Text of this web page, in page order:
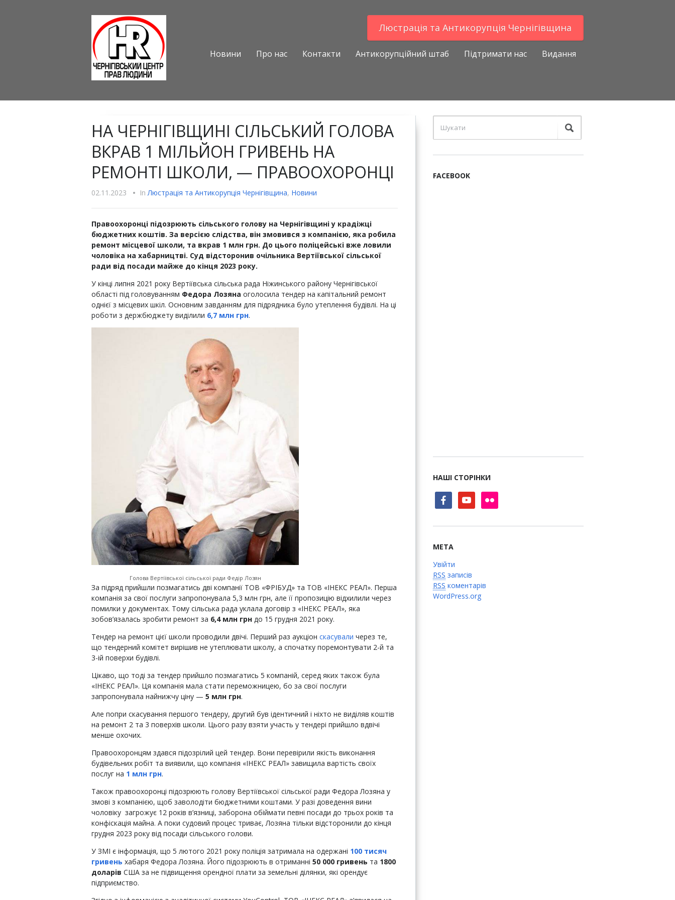
Люстрацiя та Антикорупцiя Чернігівщина
Новини Про нас Контакти Антикорупційний штаб Підтримати нас Видання
НА ЧЕРНІГІВЩИНІ СІЛЬСЬКИЙ ГОЛОВА
ВКРАВ 1 МІЛЬЙОН ГРИВЕНЬ НА
РЕМОНТІ ШКОЛИ, — ПРАВООХОРОНЦІ
02.11.2023 • InЛюстрацiя та Антикорупцiя Чернігівщина, Новини
Правоохоронці підозрюють сільського голову на Чернігівщині у крадіжці
бюджетних коштів. За версією слідства, він змовився з компанією, яка робила
ремонт місцевої школи, та вкрав 1 млн грн. До цього поліцейські вже ловили
чоловіка на хабарництві. Суд відсторонив очільника Вертіївської сільської
ради від посади майже до кінця 2023 року.
У кінці липня 2021 року Вертіївська сільська рада Ніжинського району Чернігівської
області під головуванням Федора Лозяна оголосила тендер на капітальний ремонт
однієї з місцевих шкіл. Основним завданням для підрядника було утеплення будівлі. На ці
роботи з держбюджету виділили 6,7 млн грн.
Голова Вертіївської сільської ради Федір Лозян
За підряд прийшли позмагатись дві компанії ТОВ «ФРІБУД» та ТОВ «ІНЕКС РЕАЛ». Перша
компанія за свої послуги запропонувала 5,3 млн грн, але її пропозицію відхилили через
помилки у документах. Тому сільська рада уклала договір з «ІНЕКС РЕАЛ», яка
зобов’язалась зробити ремонт за 6,4 млн грн до 15 грудня 2021 року.
Тендер на ремонт цієї школи проводили двічі. Перший раз аукціон скасували через те,
що тендерний комітет вирішив не утеплювати школу, а спочатку поремонтувати 2-й та
3-ій поверхи будівлі.
Цікаво, що тоді за тендер прийшло позмагатись 5 компаній, серед яких також була
«ІНЕКС РЕАЛ». Ця компанія мала стати переможницею, бо за свої послуги
запропонувала найнижчу ціну — 5 млн грн.
Але попри скасування першого тендеру, другий був ідентичний і ніхто не виділяв коштів
на ремонт 2 та 3 поверхів школи. Цього разу взяти участь у тендері прийшло вдвічі
менше охочих.
Правоохоронцям здався підозрілий цей тендер. Вони перевірили якість виконання
будівельних робіт та виявили, що компанія «ІНЕКС РЕАЛ» завищила вартість своїх
послуг на 1 млн грн.
Також правоохоронці підозрюють голову Вертіївської сільської ради Федора Лозяна у
змові з компанією, щоб заволодіти бюджетними коштами. У разі доведення вини
чоловіку загрожує 12 років в’язниці, заборона обіймати певні посади до трьох років та
конфіскація майна. А поки судовий процес триває, Лозяна тільки відсторонили до кінця
грудня 2023 року від посади сільського голови.
У ЗМІ є інформація, що 5 лютого 2021 року поліція затримала на одержані 100 тисяч
гривень хабаря Федора Лозяна. Його підозрюють в отриманні 50 000 гривень та 1800
доларів США за не підвищення орендної плати за земельні ділянки, які орендує
підприємство.
FACEBOOK
НАШІ СТОРІНКИ
facebookyoutube flickr
МЕТА
Увійти
RSS записів
RSS коментарів
WordPress.org